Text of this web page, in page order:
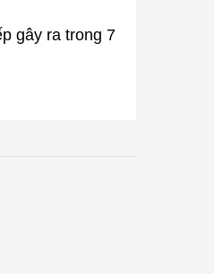
gây ra trong 7